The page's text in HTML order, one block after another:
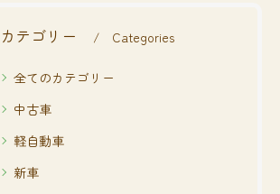
カテゴリー Categories
全てのカテゴリー
中古車
軽自動車
新車